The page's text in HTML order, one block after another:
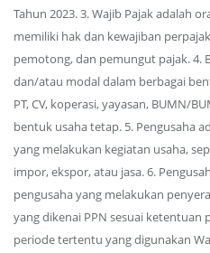
Tahun 2023. 3. Wajib Pajak adalah
memiliki hak dan kewajiban
pemotong, dan pemungut pajak. 4.
dan/atau modal dalam berbagai
PT, CV, koperasi, yayasan, BUMN/
bentuk usaha tetap. 5. Pengusaha
yang melakukan kegiatan usaha,
impor, ekspor, atau jasa. 6.
pengusaha yang melakukan
yang dikenai PPN sesuai ketentuan
periode tertentu yang digunakan